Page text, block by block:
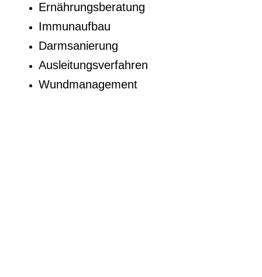
Ernährungsberatung
Immunaufbau
Darmsanierung
Ausleitungsverfahren
Wundmanagement